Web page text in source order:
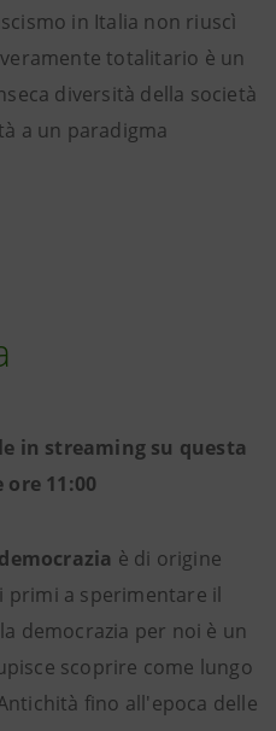
in Italia non riuscì
totalitario è un
diversità della società
a un paradigma
in streaming su questa
11:00
democrazia è di origine
primi a sperimentare il
democrazia per noi è un
scoprire come lungo
fino all'epoca delle